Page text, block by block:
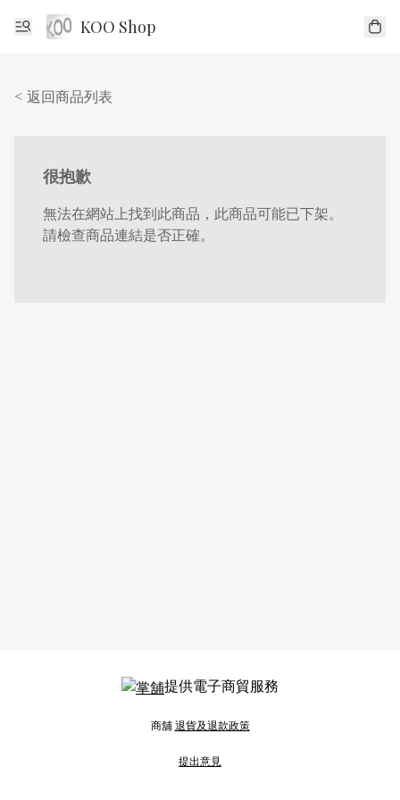
KOO Shop
< 返回商品列表
很抱歉
無法在網站上找到此商品，此商品可能已下架。
請檢查商品連結是否正確。
提供電子商貿服務
商舖退貨及退款政策
提出意見